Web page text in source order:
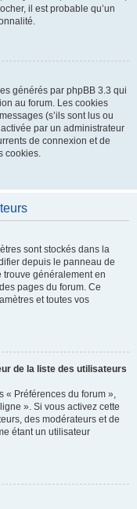
il est probable qu’un
générés par phpBB 3.3 qui
au forum. Les cookies
(s’ils sont lus ou
par un administrateur
de connexion et de
cookies.
sont stockés dans la
depuis le panneau de
trouve généralement en
pages du forum. Ce
et toutes vos
de la liste des utilisateurs
« Préférences du forum »,
». Si vous activez cette
des modérateurs et de
étant un utilisateur